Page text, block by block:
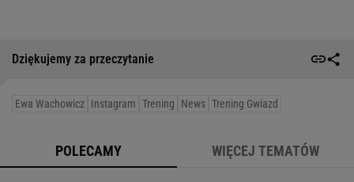
Dziękujemy za przeczytanie
Ewa Wachowicz Instagram Trening News Trening Gwiazd
POLECAMY WIĘCEJ TEMATÓW